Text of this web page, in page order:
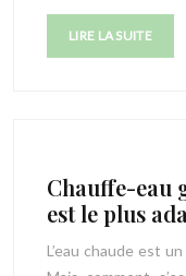
LIRE LA SUITE
Chauffe-eau
est le plus
L’eau chaude est